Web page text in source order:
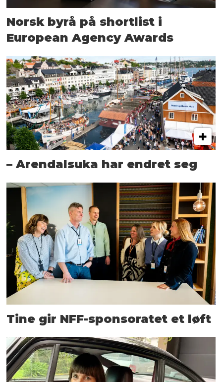
Norsk byrå på shortlist i
European Agency Awards
– Arendalsuka har endret seg
Tine gir NFF-sponsoratet et løft